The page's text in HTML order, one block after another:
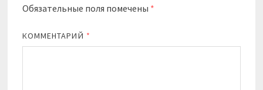
Обязательные поля помечены *
КОММЕНТАРИЙ *